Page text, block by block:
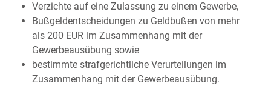
Verzichte auf eine Zulassung zu einem Gewerbe,
Bußgeldentscheidungen zu Geldbußen von mehr
als 200 EUR im Zusammenhang mit der
Gewerbeausübung sowie
bestimmte strafgerichtliche Verurteilungen im
Zusammenhang mit der Gewerbeausübung.